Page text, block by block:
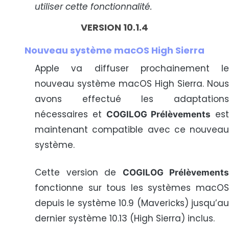
utiliser cette fonctionnalité.
VERSION 10.1.4
Nouveau système macOS High Sierra
Apple va diffuser prochainement le
nouveau système macOS High Sierra. Nous
avons effectué les adaptations
nécessaires et COGILOG Prélèvements est
maintenant compatible avec ce nouveau
système.
Cette version de COGILOG Prélèvements
fonctionne sur tous les systèmes macOS
depuis le système 10.9 (Mavericks) jusqu’au
dernier système 10.13 (High Sierra) inclus.